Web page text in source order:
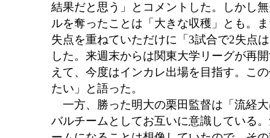
結果だと思う」とコメントした。しかし
ルを奪ったことは「大きな収穫」とも。
失点を重ねていただけに「3試合で2失点
した。来週末からは関東大学リーグが再
えて、今度はインカレ出場を目指す。こ
たい」と語った。
一方、勝った明大の栗田監督は「流経
バルチームとしてお互いに意識している